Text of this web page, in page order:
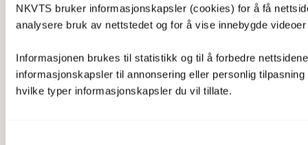
NKVTS bruker informasjonskapsler (cookies) for å få
analysere bruk av nettstedet og for å vise innebygde
Informasjonen brukes til statistikk og til å forbedre
informasjonskapsler til annonsering eller personlig
hvilke typer informasjonskapsler du vil tillate.
Pb. 181 Nydalen
0409 Oslo